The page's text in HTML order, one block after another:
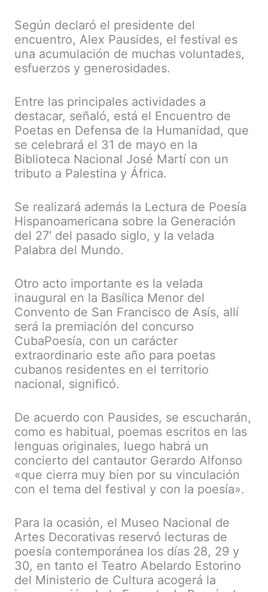
Según declaró el presidente del
encuentro, Alex Pausides, el festival es
una acumulación de muchas voluntades,
esfuerzos y generosidades.
Entre las principales actividades a
destacar, señaló, está el Encuentro de
Poetas en Defensa de la Humanidad, que
se celebrará el 31 de mayo en la
Biblioteca Nacional José Martí con un
tributo a Palestina y África.
Se realizará además la Lectura de Poesía
Hispanoamericana sobre la Generación
del 27′ del pasado siglo, y la velada
Palabra del Mundo.
Otro acto importante es la velada
inaugural en la Basílica Menor del
Convento de San Francisco de Asís, allí
será la premiación del concurso
CubaPoesía, con un carácter
extraordinario este año para poetas
cubanos residentes en el territorio
nacional, significó.
De acuerdo con Pausides, se escucharán,
como es habitual, poemas escritos en las
lenguas originales, luego habrá un
concierto del cantautor Gerardo Alfonso
«que cierra muy bien por su vinculación
con el tema del festival y con la poesía».
Para la ocasión, el Museo Nacional de
Artes Decorativas reservó lecturas de
poesía contemporánea los días 28, 29 y
30, en tanto el Teatro Abelardo Estorino
del Ministerio de Cultura acogerá la